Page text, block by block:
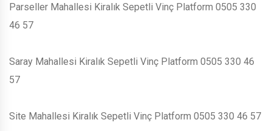
Parseller Mahallesi Kiralık Sepetli Vinç Platform 0505 330
46 57
Saray Mahallesi Kiralık Sepetli Vinç Platform 0505 330 46
57
Site Mahallesi Kiralık Sepetli Vinç Platform 0505 330 46 57